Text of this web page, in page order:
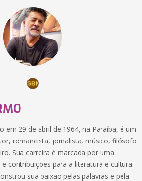
em 29 de abril de 1964, na Paraíba, é um
romancista, jornalista, músico, filósofo
Sua carreira é marcada por uma
contribuições para a literatura e cultura.
sua paixão pelas palavras e pela